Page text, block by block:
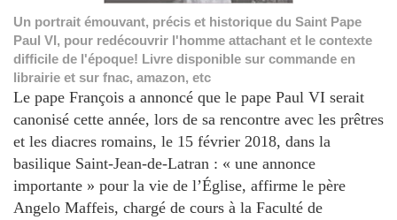
Un portrait émouvant, précis et historique du Saint Pape
Paul VI, pour redécouvrir l'homme attachant et le contexte
difficile de l'époque! Livre disponible sur commande en
librairie et sur fnac, amazon, etc
Le pape François a annoncé que le pape Paul VI serait
canonisé cette année, lors de sa rencontre avec les prêtres
et les diacres romains, le 15 février 2018, dans la
basilique Saint-Jean-de-Latran : « une annonce
importante » pour la vie de l’Église, affirme le père
Angelo Maffeis, chargé de cours à la Faculté de